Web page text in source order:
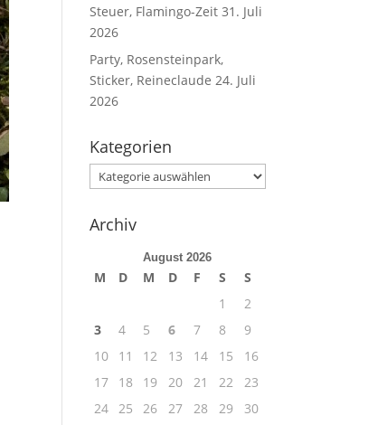
Steuer, Flamingo-Zeit 31. Juli
2026
Party, Rosensteinpark,
Sticker, Reineclaude 24. Juli
2026
Kategorien
Kategorien
Archiv
August 2026
M D M D F S
S
1
2
3
4 5 6 7 8
9
10
11 12 13 14 15
16
17
18 19 20 21 22
23
24 25 26 27 28 29
30